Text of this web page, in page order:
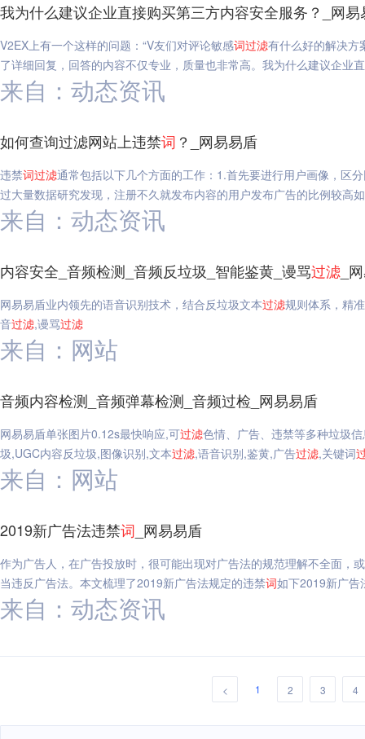
我为什么建议企业直接购买第三方内容安全服务？_网易
V2EX上有一个这样的问题：“V友们对评论敏感词过滤有什么好的解决方
了详细回复，回答的内容不仅专业，质量也非常高。我为什么建议企业
来自：动态资讯
如何查询过滤网站上违禁词 ？_网易易盾
违禁词过滤通常包括以下几个方面的工作：1.首先要进行用户画像，区
过大量数据研究发现，注册不久就发布内容的用户发布广告的比例较高
来自：动态资讯
内容安全_音频检测_音频反垃圾_智能鉴黄_谩骂过滤 _
网易易盾业内领先的语音识别技术，结合反垃圾文本过滤规则体系，精
音过滤,谩骂过滤
来自：网站
音频内容检测_音频弹幕检测_音频过检_网易易盾
网易易盾单张图片0.12s最快响应,可过滤色情、广告、违禁等多种垃圾
圾,UGC内容反垃圾,图像识别,文本过滤,语音识别,鉴黄,广告过滤,关键词
来自：网站
2019新广告法违禁词 _网易易盾
作为广告人，在广告投放时，很可能出现对广告法的规范理解不全面，
当违反广告法。本文梳理了2019新广告法规定的违禁词如下2019新广告
来自：动态资讯
< 1 2 3 4